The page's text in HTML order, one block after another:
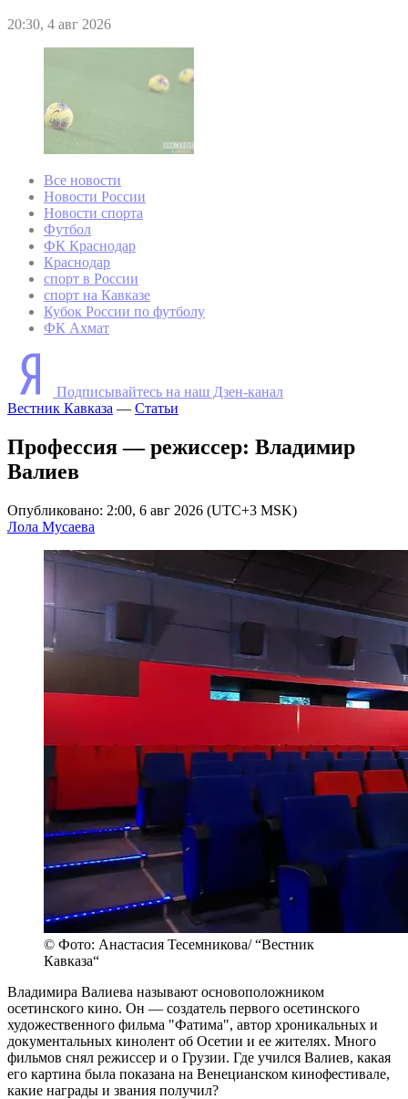
20:30, 4 авг 2026
Все новости
Новости России
Новости спорта
Футбол
ФК Краснодар
Краснодар
спорт в России
спорт на Кавказе
Кубок России по футболу
ФК Ахмат
Подписывайтесь на наш Дзен-канал
Вестник Кавказа — Статьи
Профессия — режиссер: Владимир
Валиев
Опубликовано: 2:00, 6 авг 2026 (UTC+3 MSK)
Лола Мусаева
© Фото: Анастасия Тесемникова/ “Вестник
Кавказа“
Владимира Валиева называют основоположником
осетинского кино. Он — создатель первого осетинского
художественного фильма "Фатима", автор хроникальных и
документальных кинолент об Осетии и ее жителях. Много
фильмов снял режиссер и о Грузии. Где учился Валиев, какая
его картина была показана на Венецианском кинофестивале,
какие награды и звания получил?